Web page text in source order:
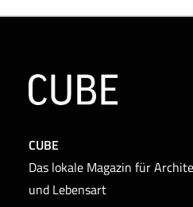
CUBE
Das lokale Magazin für
und Lebensart